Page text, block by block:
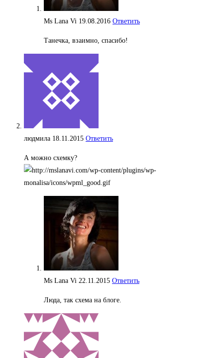
Ms Lana Vi 19.08.2016 Ответить
Танечка, взаимно, спасибо!
людмила 18.11.2015 Ответить
А можно схемку?
Ms Lana Vi 22.11.2015 Ответить
Люда, так схема на блоге.